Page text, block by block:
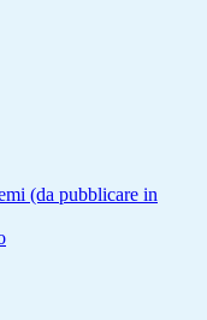
(da pubblicare in